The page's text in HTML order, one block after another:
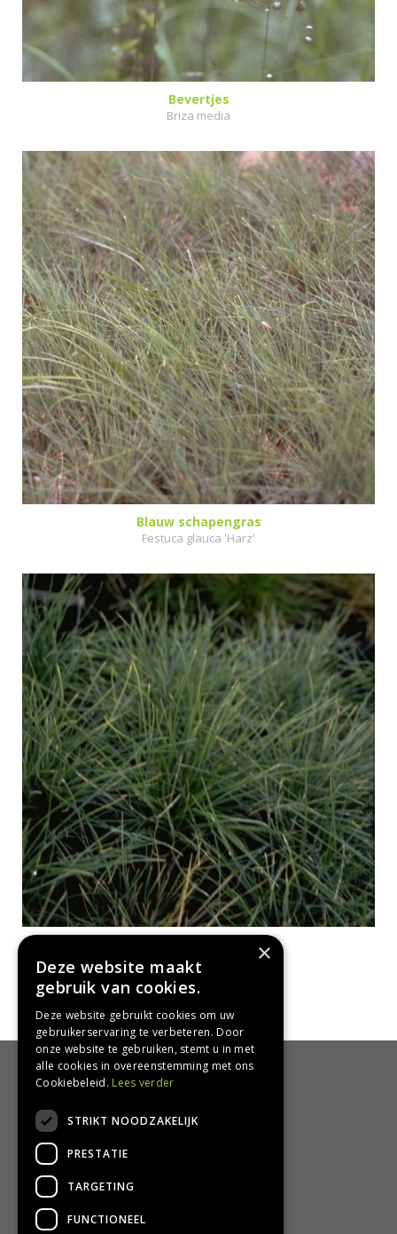
Bevertjes
Briza media
Blauw schapengras
Festuca glauca 'Harz'
Blauw schapengras
Festuca glauca
HANDIG
Bezorgen en afhalen
Retourbeleid
Algemene voorwaarden
Privacy Policy
Privacy statement
×
Deze website maakt
gebruik van cookies.
Deze website gebruikt cookies om uw
gebruikerservaring te verbeteren. Door
onze website te gebruiken, stemt u in met
alle cookies in overeenstemming met ons
Cookiebeleid. Lees verder
STRIKT NOODZAKELIJK
PRESTATIE
TARGETING
FUNCTIONEEL